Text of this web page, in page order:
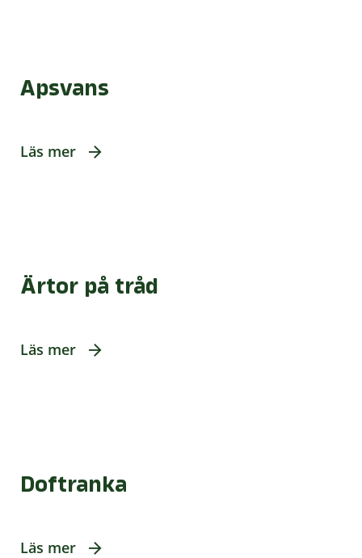
Apsvans
Läs mer
Ärtor på tråd
Läs mer
Doftranka
Läs mer